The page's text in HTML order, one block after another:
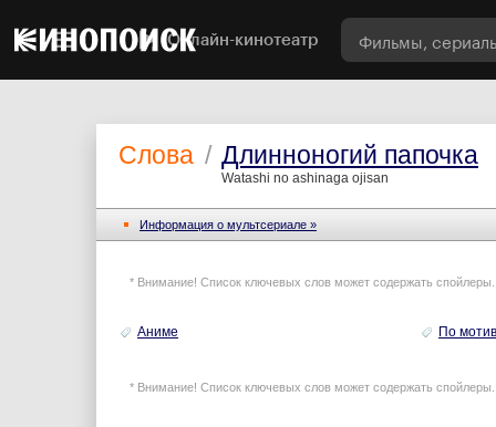
Онлайн-кинотеатр
Слова / Длинноногий папочка
Watashi no ashinaga ojisan
Информация o мультсериале »
* Внимание! Список ключевых слов может содержать
Аниме По
* Внимание! Список ключевых слов может содержать